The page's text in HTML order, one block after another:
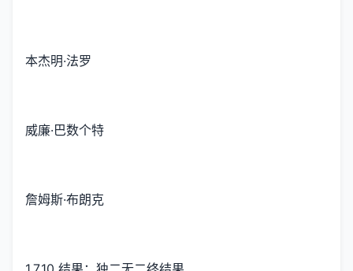
本杰明·法罗
威廉·巴数个特
詹姆斯·布朗克